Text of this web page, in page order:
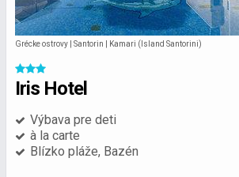
Grécke ostrovy | Santorin | Kamari (Island Santorini)
Iris Hotel
Výbava pre deti
à la carte
Blízko pláže, Bazén